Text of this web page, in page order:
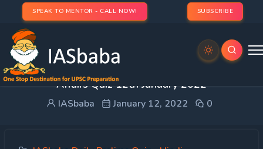
SPEAK TO MENTOR - CALL NOW! SUBSCRIBE
UPSC हिन्दी Quiz– 2022: IASbaba Daily Current
Affairs Quiz 12th January 2022
IASbaba January 12, 2022 0